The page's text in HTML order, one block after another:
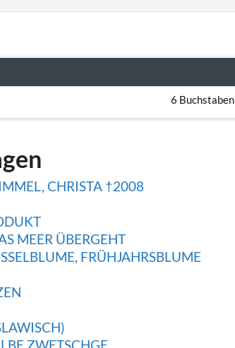
6 Buchstaben
CHRISTA †2008
MEER ÜBERGEHT
FRÜHJAHRSBLUME